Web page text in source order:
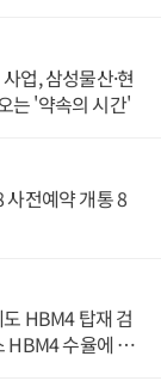
업, 삼성물산·현
는 '약속의 시간'
사전예약 개통 8
HBM4 탑재 검
HBM4 수율에 주